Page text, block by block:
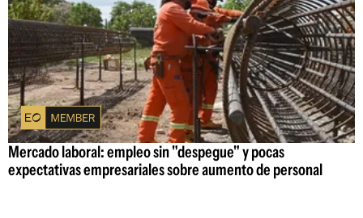
Mercado laboral: empleo sin "despegue" y pocas
expectativas empresariales sobre aumento de personal